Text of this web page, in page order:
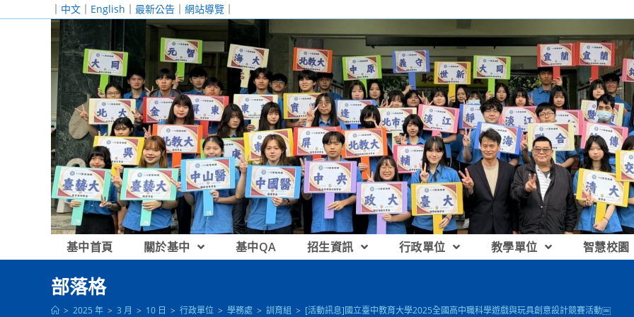
｜ 中文 ｜ English ｜ 最新公告 ｜ 網站導覽 ｜
基中首頁 關於基中 基中QA 招生資訊 行政單位 教學單位 智慧校園
部落格
> 2025 年 > 3 月 > 10 日 > 行政單位 > 學務處 > 訓育組 > [活動訊息]國立臺中教育大學2025全國高中職科學遊戲與玩具創意設計競賽活動￼